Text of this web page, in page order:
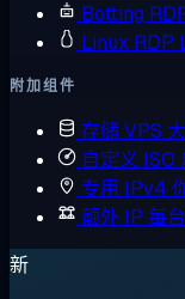
Botting
Linux RDP
附加组件
存储 VPS
自定义 ISO
专用 IPv4
额外 IP 每
新